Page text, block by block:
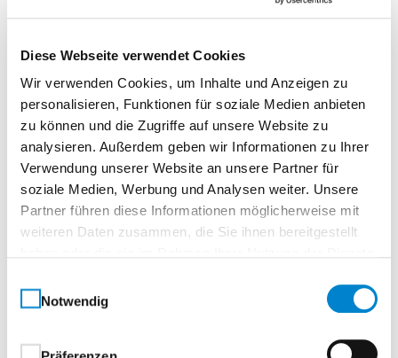
Diese Webseite verwendet Cookies
Wir verwenden Cookies, um Inhalte und Anzeigen zu
personalisieren, Funktionen für soziale Medien anbieten
zu können und die Zugriffe auf unsere Website zu
analysieren. Außerdem geben wir Informationen zu Ihrer
Verwendung unserer Website an unsere Partner für
soziale Medien, Werbung und Analysen weiter. Unsere
Partner führen diese Informationen möglicherweise mit
weiteren Daten zusammen, die Sie ihnen bereitgestellt
Notwendig